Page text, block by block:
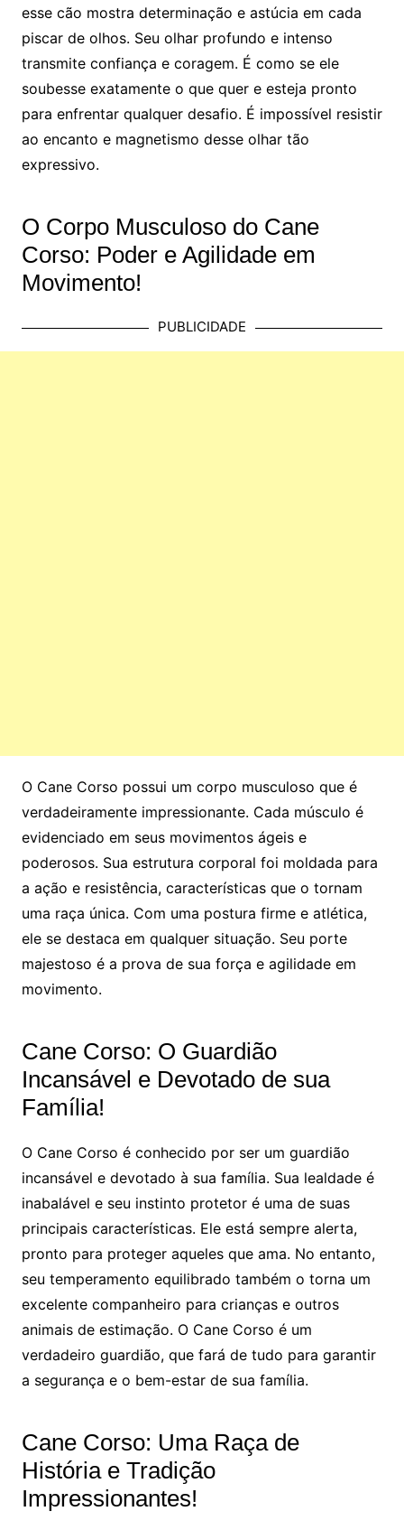
esse cão mostra determinação e astúcia em cada
piscar de olhos. Seu olhar profundo e intenso
transmite confiança e coragem. É como se ele
soubesse exatamente o que quer e esteja pronto
para enfrentar qualquer desafio. É impossível resistir
ao encanto e magnetismo desse olhar tão
expressivo.
O Corpo Musculoso do Cane
Corso: Poder e Agilidade em
Movimento!
PUBLICIDADE
O Cane Corso possui um corpo musculoso que é
verdadeiramente impressionante. Cada músculo é
evidenciado em seus movimentos ágeis e
poderosos. Sua estrutura corporal foi moldada para
a ação e resistência, características que o tornam
uma raça única. Com uma postura firme e atlética,
ele se destaca em qualquer situação. Seu porte
majestoso é a prova de sua força e agilidade em
movimento.
Cane Corso: O Guardião
Incansável e Devotado de sua
Família!
O Cane Corso é conhecido por ser um guardião
incansável e devotado à sua família. Sua lealdade é
inabalável e seu instinto protetor é uma de suas
principais características. Ele está sempre alerta,
pronto para proteger aqueles que ama. No entanto,
seu temperamento equilibrado também o torna um
excelente companheiro para crianças e outros
animais de estimação. O Cane Corso é um
verdadeiro guardião, que fará de tudo para garantir
a segurança e o bem-estar de sua família.
Cane Corso: Uma Raça de
História e Tradição
Impressionantes!